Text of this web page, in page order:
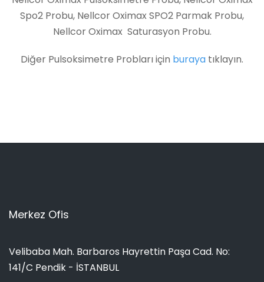
Spo2 Probu, Nellcor Oximax SPO2 Parmak Probu,
Nellcor Oximax Saturasyon Probu.
Diğer Pulsoksimetre Probları için buraya tıklayın.
Merkez Ofis
Velibaba Mah. Barbaros Hayrettin Paşa Cad. No:
141/C Pendik - İSTANBUL